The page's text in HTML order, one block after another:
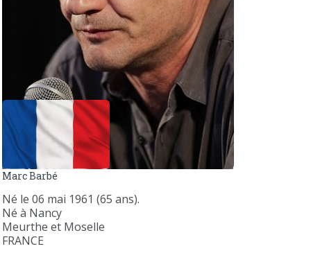
Marc Barbé
Né le 06 mai 1961 (65 ans).
Né à Nancy
Meurthe et Moselle
FRANCE